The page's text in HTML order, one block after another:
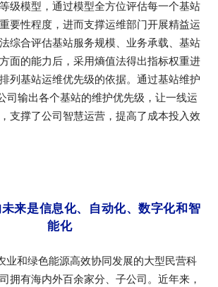
级模型，通过模型全方位评估每一个基站
要性程度，进而支撑运维部门开展精益运
综合评估基站服务规模、业务承载、基站
面的能力后，采用熵值法得出指标权重进
列基站运维优先级的依据。通过基站维护
司输出各个基站的维护优先级，让一线运
支撑了公司智慧运营，提高了成本投入效
来是信息化、自动化、数字化和智
能化
业和绿色能源高效协同发展的大型民营科
拥有海内外百余家分、子公司。近年来，